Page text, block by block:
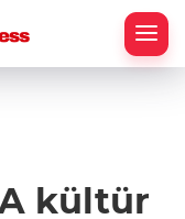
kültür